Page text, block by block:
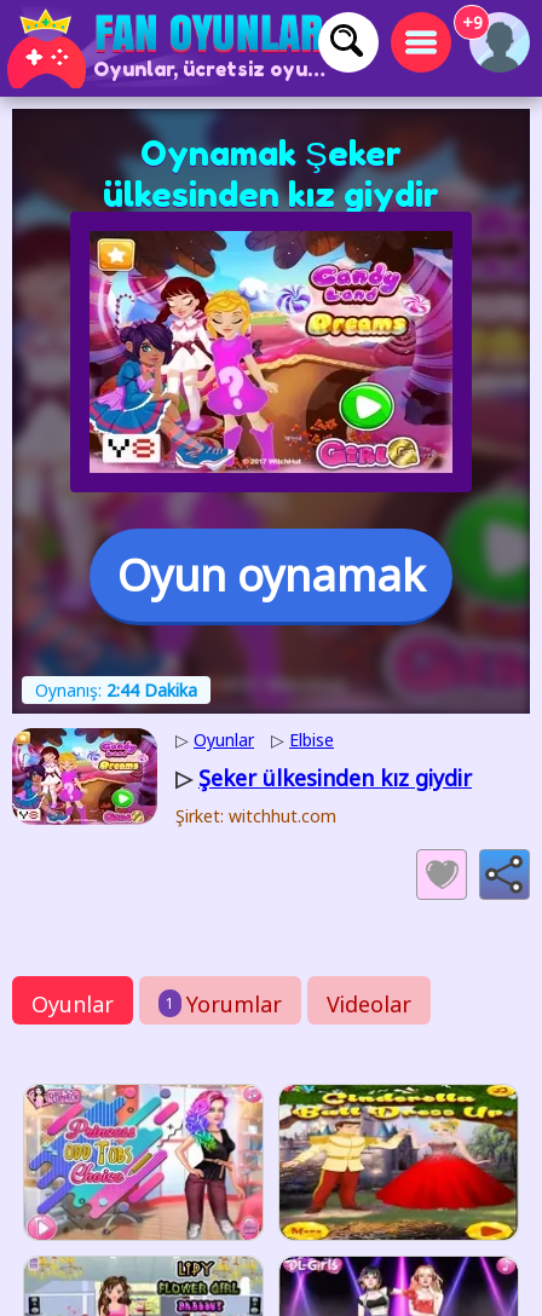
Oyunlar, ücretsiz oyunlar ve çevrimiçi oyunlar
+9
Oynamak Şeker
ülkesinden kız giydir
Oyun oynamak
Oynanış: 2:44 Dakika
▷ Oyunlar ▷ Elbise
▷ Şeker ülkesinden kız giydir
Şirket: witchhut.com
Oyunlar 1 Yorumlar Videolar